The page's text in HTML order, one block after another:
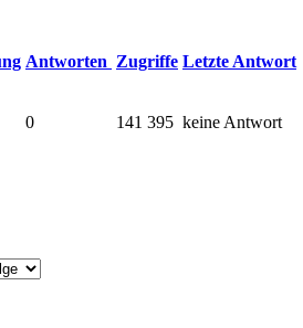
Antworten Zugriffe Letzte Antwort
0 141 395 keine Antwort